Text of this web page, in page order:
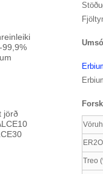
99,9%
jörð
Treo